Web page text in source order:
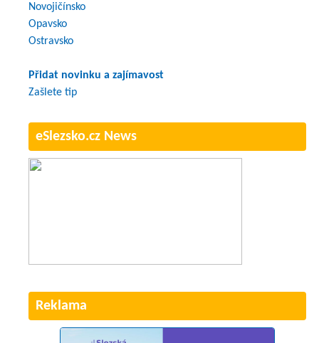
Novojičínsko
Opavsko
Ostravsko
Přidat novinku a zajímavost
Zašlete tip
eSlezsko.cz News
Reklama